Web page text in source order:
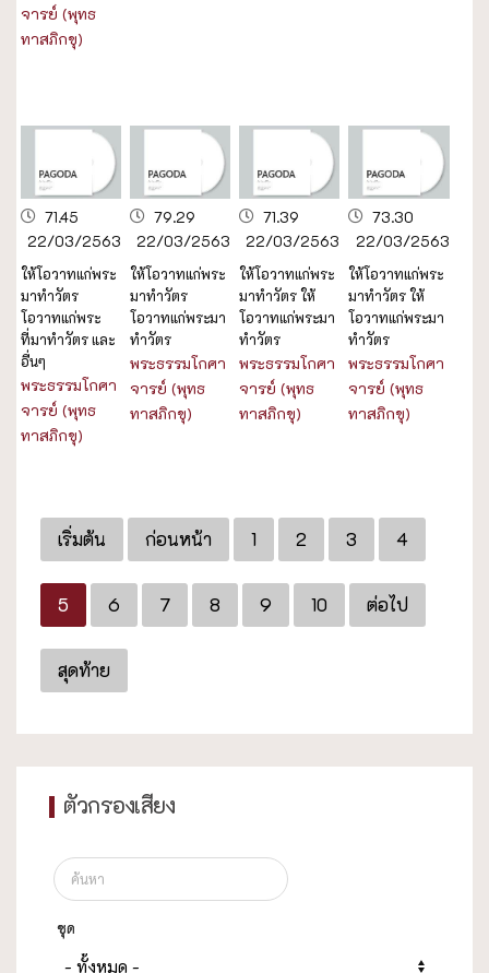
จารย์ (พุทธ
ทาสภิกขุ)
71.45
22/03/2563
ให้โอวาทแก่พระ
มาทำวัตร
โอวาทแก่พระ
ที่มาทำวัตร และ
อื่นๆ
พระธรรมโกศา
จารย์ (พุทธ
ทาสภิกขุ)
79.29
22/03/2563
ให้โอวาทแก่พระ
มาทำวัตร
โอวาทแก่พระมา
ทำวัตร
พระธรรมโกศา
จารย์ (พุทธ
ทาสภิกขุ)
71.39
22/03/2563
ให้โอวาทแก่พระ
มาทำวัตร ให้
โอวาทแก่พระมา
ทำวัตร
พระธรรมโกศา
จารย์ (พุทธ
ทาสภิกขุ)
73.30
22/03/2563
ให้โอวาทแก่พระ
มาทำวัตร ให้
โอวาทแก่พระมา
ทำวัตร
พระธรรมโกศา
จารย์ (พุทธ
ทาสภิกขุ)
เริ่มต้น ก่อนหน้า 1 2 3 4
5 6 7 8 9 10 ต่อไป
สุดท้าย
ตัวกรองเสียง
ชุด